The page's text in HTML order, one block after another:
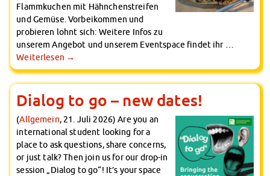
Flammkuchen mit Hähnchenstreifen
und Gemüse. Vorbeikommen und
probieren lohnt sich: Weitere Infos zu
unserem Angebot und unserem Eventspace findet ihr …
Weiterlesen →
Dialog to go – new dates!
(Allgemein, 21. Juli 2026) Are you an
international student looking for a
place to ask questions, share concerns,
or just talk? Then join us for our drop-in
session „Dialog to go“! It’s your space